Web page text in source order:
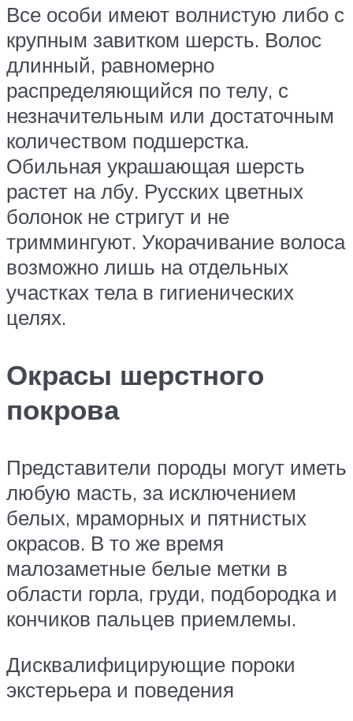
Все особи имеют волнистую либо с
крупным завитком шерсть. Волос
длинный, равномерно
распределяющийся по телу, с
незначительным или достаточным
количеством подшерстка.
Обильная украшающая шерсть
растет на лбу. Русских цветных
болонок не стригут и не
триммингуют. Укорачивание волоса
возможно лишь на отдельных
участках тела в гигиенических
целях.
Окрасы шерстного
покрова
Представители породы могут иметь
любую масть, за исключением
белых, мраморных и пятнистых
окрасов. В то же время
малозаметные белые метки в
области горла, груди, подбородка и
кончиков пальцев приемлемы.
Дисквалифицирующие пороки
экстерьера и поведения